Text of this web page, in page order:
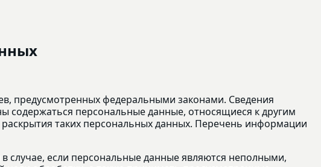
предусмотренных федеральными законами. Сведения
содержаться персональные данные, относящиеся к другим
таких персональных данных. Перечень информации
случае, если персональные данные являются неполными,